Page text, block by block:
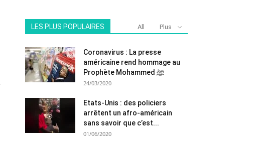
LES PLUS POPULAIRES All Plus
Coronavirus : La presse
américaine rend hommage au
Prophète Mohammed ﷺ
24/03/2020
Etats-Unis : des policiers
arrêtent un afro-américain
sans savoir que c’est...
01/06/2020